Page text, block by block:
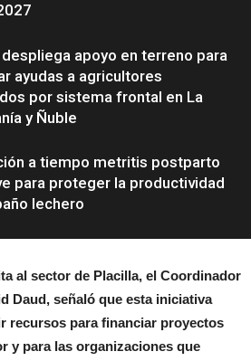
despliega apoyo en terreno para
ayudas a agricultores
por sistema frontal en La
y Ñuble
a tiempo metritis postparto
para proteger la productividad
lechero
al sector de Placilla, el Coordinador
Daud, señaló que esta iniciativa
recursos para financiar proyectos
y para las organizaciones que